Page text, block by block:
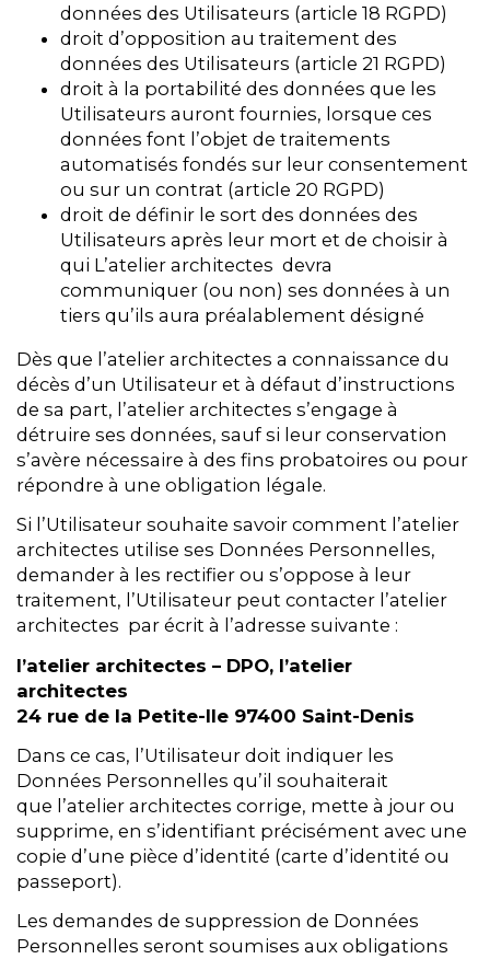
données des Utilisateurs (article 18 RGPD)
droit d’opposition au traitement des
données des Utilisateurs (article 21 RGPD)
droit à la portabilité des données que les
Utilisateurs auront fournies, lorsque ces
données font l’objet de traitements
automatisés fondés sur leur consentement
ou sur un contrat (article 20 RGPD)
droit de définir le sort des données des
Utilisateurs après leur mort et de choisir à
qui L’atelier architectes devra
communiquer (ou non) ses données à un
tiers qu’ils aura préalablement désigné
Dès que l’atelier architectes a connaissance du
décès d’un Utilisateur et à défaut d’instructions
de sa part, l’atelier architectes s’engage à
détruire ses données, sauf si leur conservation
s’avère nécessaire à des fins probatoires ou pour
répondre à une obligation légale.
Si l’Utilisateur souhaite savoir comment l’atelier
architectes utilise ses Données Personnelles,
demander à les rectifier ou s’oppose à leur
traitement, l’Utilisateur peut contacter l’atelier
architectes par écrit à l’adresse suivante :
l’atelier architectes – DPO, l’atelier
architectes
24 rue de la Petite-Ile 97400 Saint-Denis
Dans ce cas, l’Utilisateur doit indiquer les
Données Personnelles qu’il souhaiterait
que l’atelier architectes corrige, mette à jour ou
supprime, en s’identifiant précisément avec une
copie d’une pièce d’identité (carte d’identité ou
passeport).
Les demandes de suppression de Données
Personnelles seront soumises aux obligations